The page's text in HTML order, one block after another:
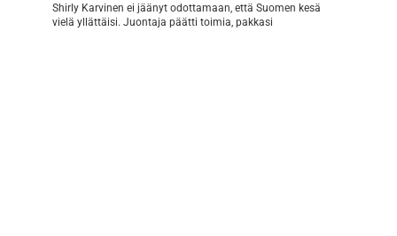
Shirly Karvinen ei jäänyt odottamaan, että Suomen kesä
vielä yllättäisi. Juontaja päätti toimia, pakkasi